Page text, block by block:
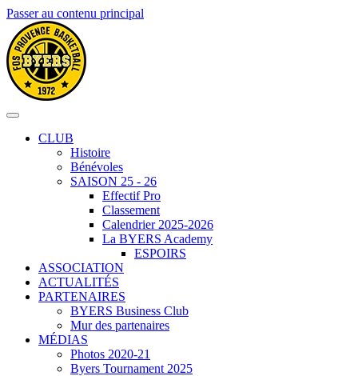
Passer au contenu principal
CLUB
Histoire
Bénévoles
SAISON 25 - 26
Effectif Pro
Classement
Calendrier 2025-2026
La BYERS Academy
ESPOIRS
ASSOCIATION
ACTUALITÉS
PARTENAIRES
BYERS Business Club
Mur des partenaires
MÉDIAS
Photos 2020-21
Byers Tournament 2025